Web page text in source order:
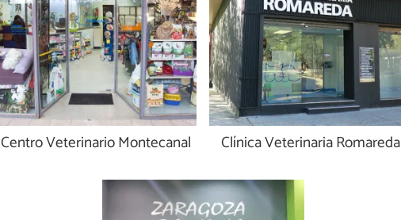
Centro Veterinario Montecanal Clínica Veterinaria Romareda